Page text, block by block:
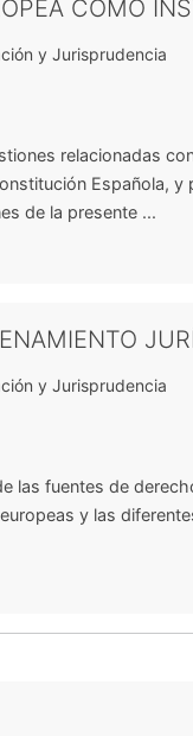
COMO
y Jurisprudencia
relacionadas
Española,
de la presente ...
y Jurisprudencia
las fuentes de
y las